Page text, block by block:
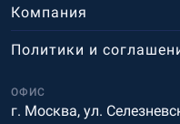
Компания
ОФИС
г. Москва, ул.
Политики и